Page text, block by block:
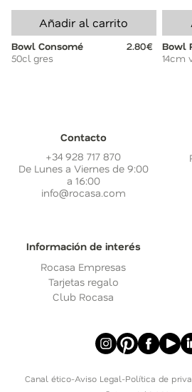
Añadir al carrito
Bowl Consomé
2.80€
50cl gres
Bowl
14cm
Contacto
+34 928 717 870
De Lunes a Viernes de 9:00
a 16:00
info@rocasa.com
Información de interés
Rocasa Empresas
Tarjetas regalo
Club Rocasa
Canal ético-Aviso Legal-Política de